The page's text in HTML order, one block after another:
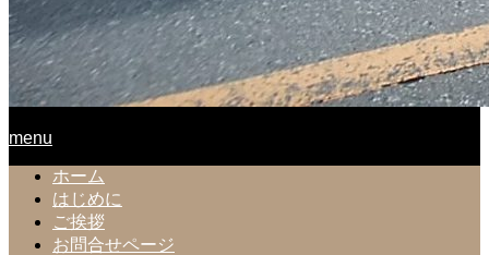
menu
ホーム
はじめに
ご挨拶
お問合せページ